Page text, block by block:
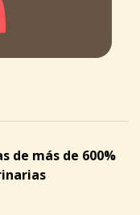
de más de 600%